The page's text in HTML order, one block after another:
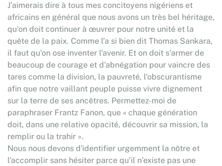
J’aimerais dire à tous mes concitoyens nigériens et
africains en général que nous avons un très bel héritage,
qu'on doit continuer à œuvrer pour notre unité et la
quête de la paix. Comme l’a si bien dit Thomas Sankara,
il faut qu'on ose inventer l'avenir. Et on doit s'armer de
beaucoup de courage et d'abnégation pour vaincre des
tares comme la division, la pauvreté, l'obscurantisme
afin que notre vaillant peuple puisse vivre dignement
sur la terre de ses ancêtres. Permettez-moi de
paraphraser Frantz Fanon, que « chaque génération
doit, dans une relative opacité, découvrir sa mission, la
remplir ou la trahir ».
Nous nous devons d'identifier urgemment la nôtre et
l'accomplir sans hésiter parce qu’il n’existe pas une